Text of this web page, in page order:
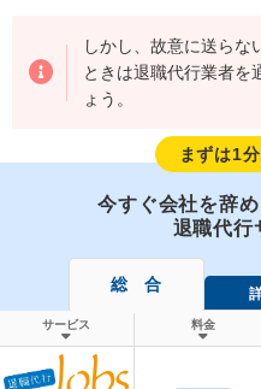
しかし、故意に送らな
ときは退職代行業者を
ょう。
まずは1
今すぐ会社を辞
退職代行
総 合
サービス 料金